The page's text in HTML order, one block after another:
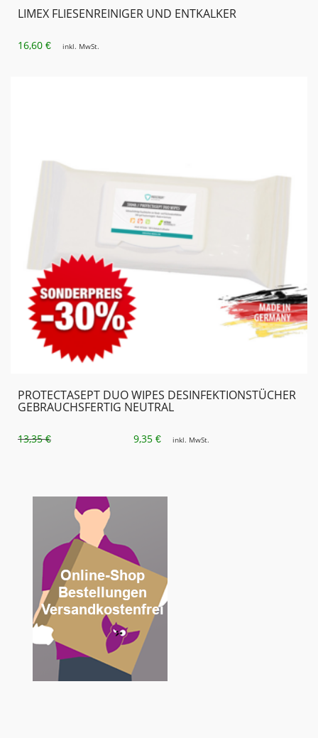
LIMEX FLIESENREINIGER UND ENTKALKER
16,60 € inkl. MwSt.
PROTECTASEPT DUO WIPES DESINFEKTIONSTÜCHER
GEBRAUCHSFERTIG NEUTRAL
13,35€
URSPRÜNGLICHER
13,35 €
9,35 €AKTUELLER
9,35 €.
inkl. MwSt.